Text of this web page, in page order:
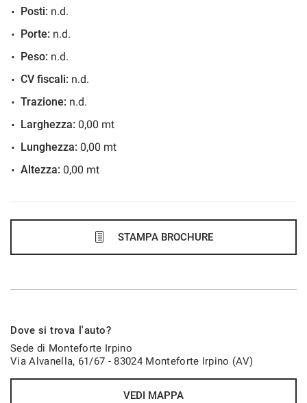
48 Mesi
210€/mese
36 Mesi
221€/mese
36 Mesi
Posti: n.d.
Porte: n.d.
Peso: n.d.
CV fiscali: n.d.
Trazione: n.d.
Larghezza: 0,00 mt
Lunghezza: 0,00 mt
Altezza: 0,00 mt
STAMPA BROCHURE
Dove si trova l'auto?
Sede di Monteforte Irpino
Via Alvanella, 61/67 - 83024 Monteforte Irpino (AV)
VEDI MAPPA